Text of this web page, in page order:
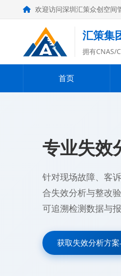
欢迎访问深圳汇策众创空间
汇策集
拥有CNAS/
首页
专业失效
针对现场故障、客
合失效分析与整改
可追溯检测数据与报
获取失效分析方